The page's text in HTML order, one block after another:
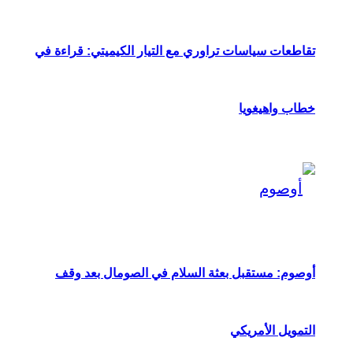
تقاطعات سياسات تراوري مع التيار الكيميتي: قراءة في
خطاب واهيغويا
أوصوم: مستقبل بعثة السلام في الصومال بعد وقف
التمويل الأمريكي